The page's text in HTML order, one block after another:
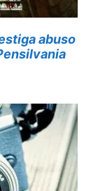
abuso